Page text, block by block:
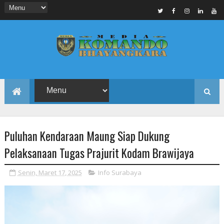
Puluhan Kendaraan Maung Siap Dukung
Pelaksanaan Tugas Prajurit Kodam Brawijaya
Senin, Maret 17, 2025 Info Surabaya